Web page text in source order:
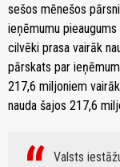
sešos mēnešos
ieņēmumu
cilvēki prasa vairāk
pārskats par
217,6 miljoniem
nauda šajos 217,6
Valsts